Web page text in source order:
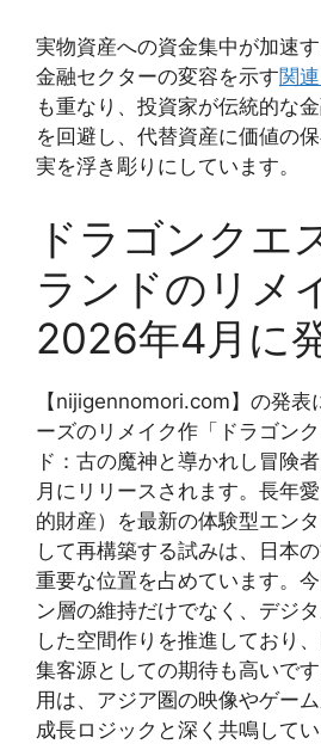
実物資産への資金集中が加速す
金融セクターの変容を示す関
も重なり、投資家が伝統的な
を回避し、代替資産に価値の
実を浮き彫りにしています。
ドラゴンクエ
ランドのリメ
2026年4月に
【nijigennomori.com】の発表
ーズのリメイク作「ドラゴン
ド：古の魔神と導かれし冒険
月にリリースされます。長年
的財産）を最新の体験型エン
して再構築する試みは、日本
重要な位置を占めています。
ン層の維持だけでなく、デジ
した空間作りを推進しており
集客源としての期待も高いで
用は、アジア圏の映像やゲー
成長ロジックと深く共鳴してい